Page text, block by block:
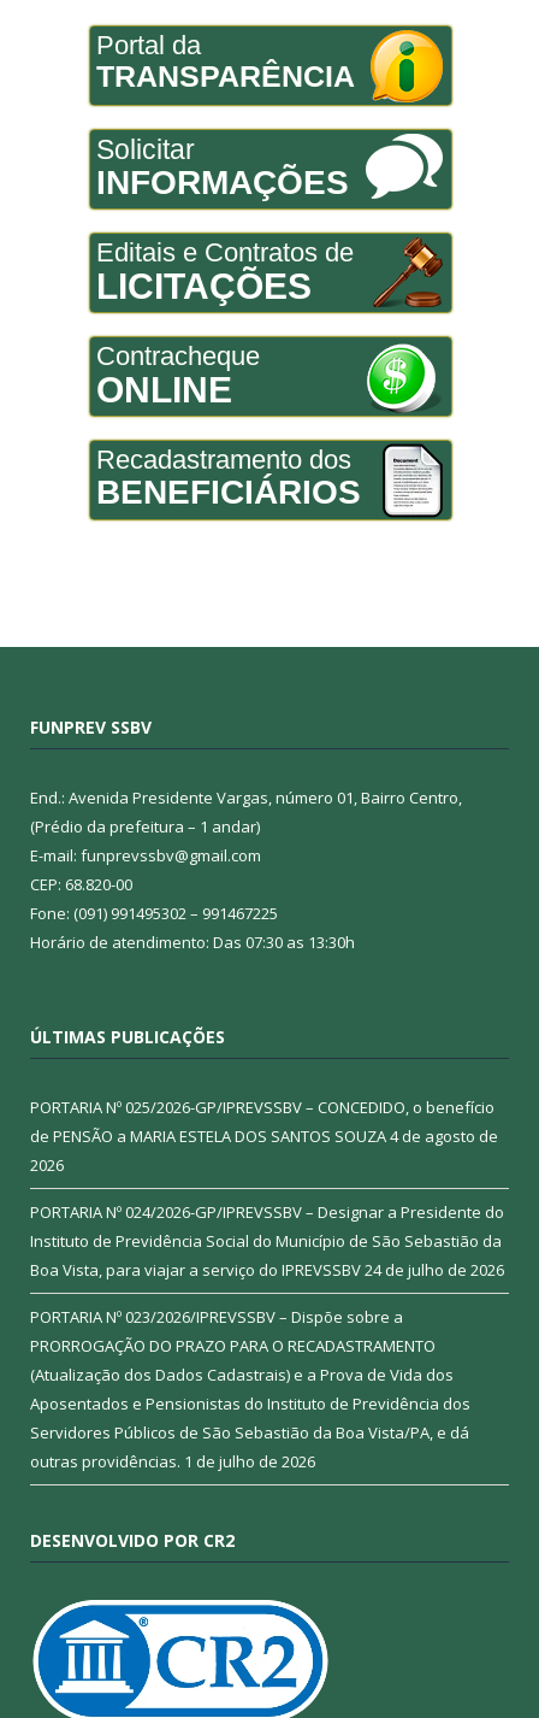
Portal da
TRANSPARÊNCIA
Solicitar
INFORMAÇÕES
Editais e Contratos de
LICITAÇÕES
Contracheque
ONLINE
Recadastramento dos
BENEFICIÁRIOS
FUNPREV SSBV
End.: Avenida Presidente Vargas, número 01, Bairro Centro,
(Prédio da prefeitura – 1 andar)
E-mail: funprevssbv@gmail.com
CEP: 68.820-00
Fone: (091) 991495302 – 991467225
Horário de atendimento: Das 07:30 as 13:30h
ÚLTIMAS PUBLICAÇÕES
PORTARIA Nº 025/2026-GP/IPREVSSBV – CONCEDIDO, o benefício
de PENSÃO a MARIA ESTELA DOS SANTOS SOUZA4 de agosto de
2026
PORTARIA Nº 024/2026-GP/IPREVSSBV – Designar a Presidente do
Instituto de Previdência Social do Município de São Sebastião da
Boa Vista, para viajar a serviço do IPREVSSBV24 de julho de 2026
PORTARIA Nº 023/2026/IPREVSSBV – Dispõe sobre a
PRORROGAÇÃO DO PRAZO PARA O RECADASTRAMENTO
(Atualização dos Dados Cadastrais) e a Prova de Vida dos
Aposentados e Pensionistas do Instituto de Previdência dos
Servidores Públicos de São Sebastião da Boa Vista/PA, e dá
outras providências. 1 de julho de 2026
DESENVOLVIDO POR CR2